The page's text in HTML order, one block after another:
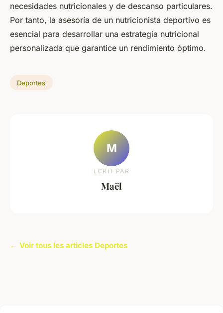
necesidades nutricionales y de descanso particulares.
Por tanto, la asesoría de un nutricionista deportivo es
esencial para desarrollar una estrategia nutricional
personalizada que garantice un rendimiento óptimo.
Deportes
M
ECRIT PAR
Maël
← Voir tous les articles Deportes